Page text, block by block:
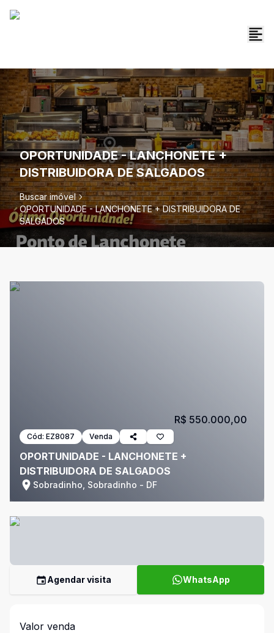
OPORTUNIDADE - LANCHONETE +
DISTRIBUIDORA DE SALGADOS
Buscar imóvel
OPORTUNIDADE - LANCHONETE + DISTRIBUIDORA DE
SALGADOS
Cód: EZ8087 Venda
OPORTUNIDADE - LANCHONETE +
DISTRIBUIDORA DE SALGADOS
Sobradinho, Sobradinho - DF
R$ 550.000,00
Agendar visita WhatsApp
Valor venda